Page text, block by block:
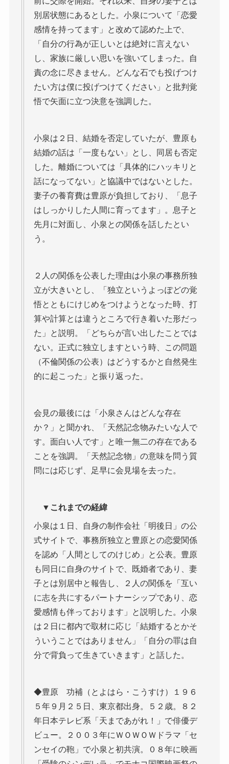
別居状態にあるとした。小泉について「恋愛
感情を持ってます」と改めて認めた上で、
「自分の行為が正しいとは絶対に言えない
し、家族に厳しい思いを強いてしまった。自
責の念に尽きません。どんな石でも投げつけ
たい方は僕に投げつけてください」と批判覚
悟で矢面に立つ決意を強調した。
小泉は２日、結婚を否定していたが、豊原も
結婚の話は「一度もない」とし、同居も否定
した。離婚については「具体的にハッキリと
話になってない」と協議中ではないとした。
妻子の養育費は豊原が負担しており、「息子
はしっかりした人間に育ってます」。息子と
先月に対面し、小泉との関係を話したとい
う。
２人の関係を公表した理由は小泉の事務所独
立が大きいとし、「独立というよっぽどの覚
悟とともにけじめをつけようとなった時、打
算や計算とは違うところで行き着いた形だっ
た」と説明。「どちらが言い出したことでは
ない。正式に独立しますという時、この問題
（不倫関係の公表）はどうするかと自然発生
的に起こった」と振り返った。
会見の最後には「小泉さんはどんな存在
か？」と聞かれ、「天然記念物みたいな人で
す。面白い人です」と唯一無二の存在である
ことを強調。「天然記念物」の意味を問う質
問には応じず、足早に会見場を去った。
▼これまでの経緯
小泉は１日、自身の制作会社「明後日」の公
式サイトで、事務所独立と豊原との恋愛関係
を認め「人間としてのけじめ」と公表。豊原
も同日に自身のサイトで、既婚者であり、妻
子とは別居中と報告し、２人の関係を「互い
に志を共にするパートナーシップであり、恋
愛感情も伴っております」と説明した。小泉
は２日に都内で取材に応じ「結婚するとかそ
ういうことではありません」「自分の罪は自
分で背負って生きていきます」と話した。
◆豊原 功補（とよはら・こうすけ）１９６
５年９月２５日、東京都出身。５２歳。８２
年日本テレビ系「天まであがれ！」で俳優デ
ビュー。２００３年にＷＯＷＯＷドラマ「セ
ンセイの鞄」で小泉と初共演。０８年に映画